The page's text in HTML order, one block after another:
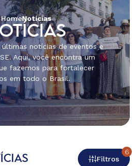
HomeNotícias
últimas notícias de eventos e
Aqui, você encontra um
fazemos para fortalecer
em todo o Brasil.
Filtros
6